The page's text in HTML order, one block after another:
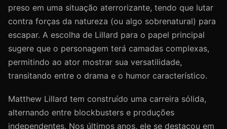
preso em uma situação aterrorizante, tendo que lutar
contra forças da natureza (ou algo sobrenatural) para
escapar. A escolha de Lillard para o papel principal
sugere que o personagem terá camadas complexas,
permitindo ao ator mostrar sua versatilidade,
transitando entre o drama e o humor característico.
Matthew Lillard tem construído uma carreira sólida,
alternando entre blockbusters e produções
independentes. Nos últimos anos, ele se destacou em